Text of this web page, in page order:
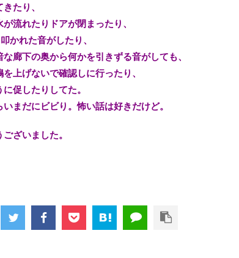
たり、
流れたりドアが閉まったり、
かれた音がしたり、
廊下の奥から何かを引きずる音がしても、
上げないで確認しに行ったり、
促したりしてた。
まだにビビり。怖い話は好きだけど。
ざいました。